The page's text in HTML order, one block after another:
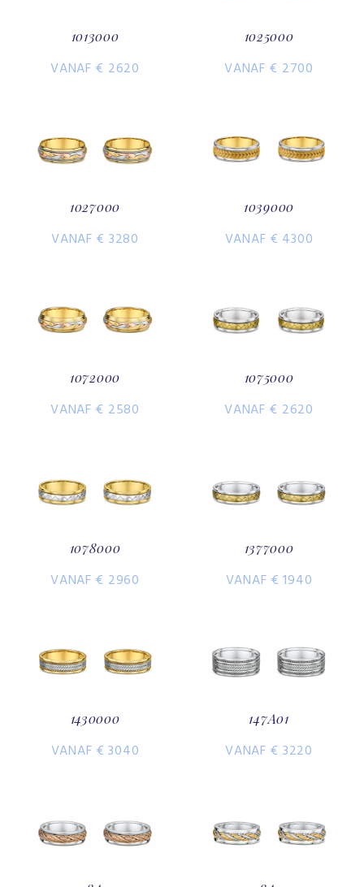
1013000
VANAF € 2620
1025000
VANAF € 2700
1027000
VANAF € 3280
1039000
VANAF € 4300
1072000
VANAF € 2580
1075000
VANAF € 2620
1078000
VANAF € 2960
1377000
VANAF € 1940
1430000
VANAF € 3040
147A01
VANAF € 3220